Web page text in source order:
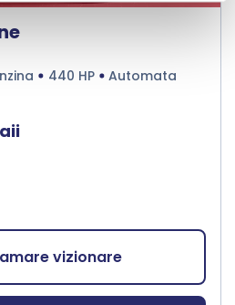
440 HP
Automata
vizionare